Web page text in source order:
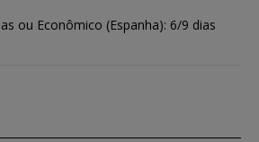
ou Econômico (Espanha): 6/9 dias